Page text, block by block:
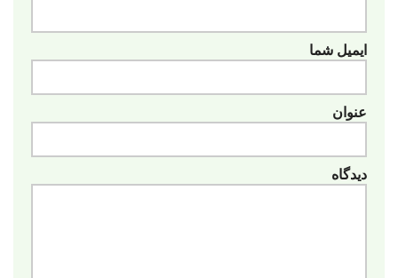
ایمیل شما
عنوان
دیدگاه